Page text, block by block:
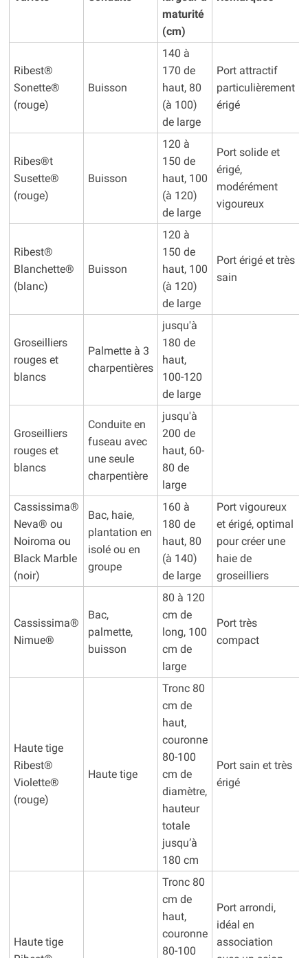
maturité
(cm)
Ribest®
Sonette®
(rouge)
Buisson
140 à
170 de
haut, 80
(à 100)
de large
Port attractif
particulièrement
érigé
Ribes®t
Susette®
(rouge)
Buisson
120 à
150 de
haut, 100
(à 120)
de large
Port solide et
érigé,
modérément
vigoureux
Ribest®
Blanchette®
(blanc)
Buisson
120 à
150 de
haut, 100
(à 120)
de large
Port érigé et très
sain
Groseilliers
rouges et
blancs
Palmette à 3
charpentières
jusqu'à
180 de
haut,
100-120
de large
Groseilliers
rouges et
blancs
Conduite en
fuseau avec
une seule
charpentière
jusqu'à
200 de
haut, 60-
80 de
large
Cassissima®
Neva® ou
Noiroma ou
Black Marble
(noir)
Bac, haie,
plantation en
isolé ou en
groupe
160 à
180 de
haut, 80
(à 140)
de large
Port vigoureux
et érigé, optimal
pour créer une
haie de
groseilliers
Cassissima®
Nimue®
Bac,
palmette,
buisson
80 à 120
cm de
long, 100
cm de
large
Port très
compact
Haute tige
Ribest®
Violette®
(rouge)
Haute tige
Tronc 80
cm de
haut,
couronne
80-100
cm de
diamètre,
hauteur
totale
jusqu’à
180 cm
Port sain et très
érigé
Haute tige
Tronc 80
cm de
haut,
couronne
80-100
Port arrondi,
idéal en
association